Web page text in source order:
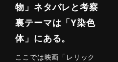
物」ネタバレと考察
裏テーマは「Y染色
体」にある。
ここでは映画「レリック